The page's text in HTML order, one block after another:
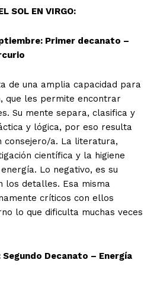
SOL EN VIRGO:
Primer decanato –
de una amplia capacidad para
que les permite encontrar
Su mente separa, clasifica y
y lógica, por eso resulta
consejero/a. La literatura,
científica y la higiene
Lo negativo, es su
los detalles. Esa misma
críticos con ellos
lo que dificulta muchas veces
Segundo Decanato – Energía